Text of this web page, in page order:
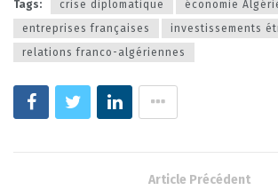
Tags: crise diplomatique
économie
entreprises françaises
investissements
relations franco-algériennes
Article Précédent